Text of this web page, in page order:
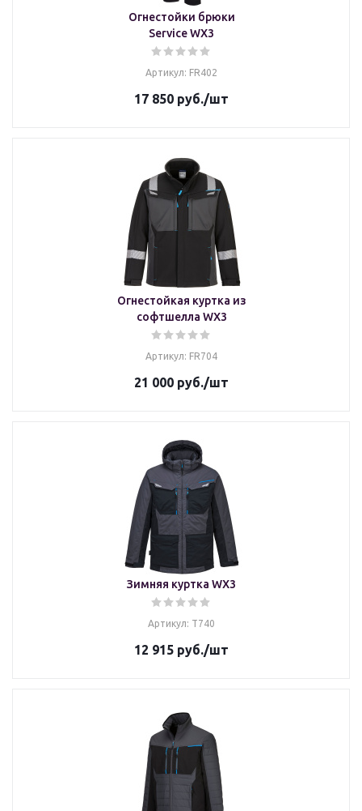
Огнестойки брюки
Service WX3
Артикул: FR402
17 850 руб./шт
Огнестойкая куртка из
софтшелла WX3
Артикул: FR704
21 000 руб./шт
Зимняя куртка WX3
Артикул: T740
12 915 руб./шт